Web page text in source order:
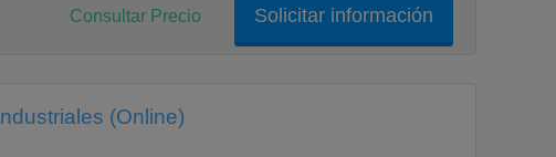
Solicitar información
Consultar Precio
(Online)